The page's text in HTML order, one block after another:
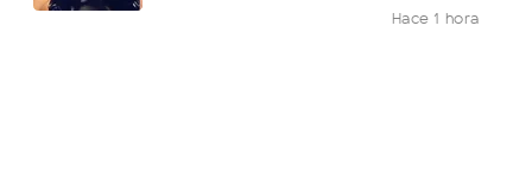
Hace 1 hora